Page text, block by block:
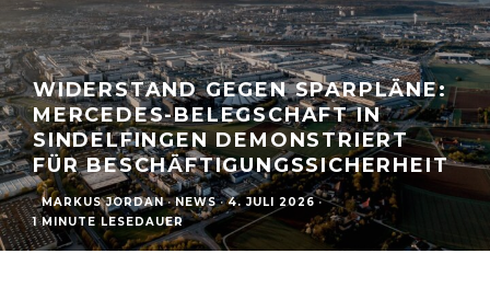
WIDERSTAND GEGEN SPARPLÄNE:
MERCEDES-BELEGSCHAFT IN
SINDELFINGEN DEMONSTRIERT
FÜR BESCHÄFTIGUNGSSICHERHEIT
MARKUS JORDAN · NEWS · 4. JULI 2026 ·
1 MINUTE LESEDAUER